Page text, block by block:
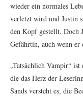
wieder ein normales
verletzt wird und Justin
den Kopf gestellt. Doch
Gefährtin, auch wenn er
„Tatsächlich Vampir“
die das Herz der
Sands versteht es, die